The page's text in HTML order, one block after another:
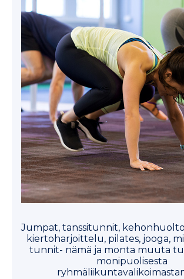
Jumpat, tanssitunnit,
kiertoharjoittelu, pilates, jooga,
tunnit- nämä ja monta muuta
monipuolisesta